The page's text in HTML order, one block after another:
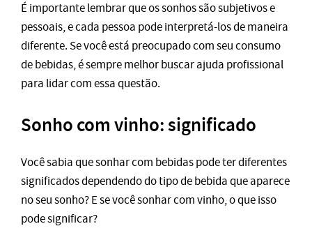
É importante lembrar que os sonhos são subjetivos e
pessoais, e cada pessoa pode interpretá-los de maneira
diferente. Se você está preocupado com seu consumo
de bebidas, é sempre melhor buscar ajuda profissional
para lidar com essa questão.
Sonho com vinho: significado
Você sabia que sonhar com bebidas pode ter diferentes
significados dependendo do tipo de bebida que aparece
no seu sonho? E se você sonhar com vinho, o que isso
pode significar?